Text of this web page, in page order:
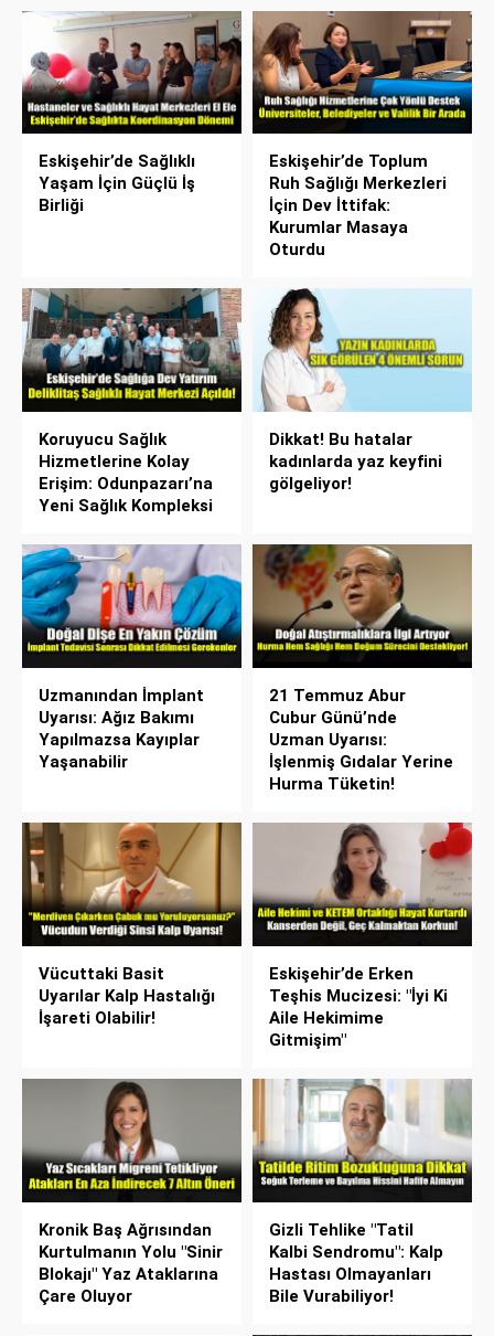
Eskişehir’de Sağlıklı
Yaşam İçin Güçlü İş
Birliği
Eskişehir’de Toplum
Ruh Sağlığı Merkezleri
İçin Dev İttifak:
Kurumlar Masaya
Oturdu
Koruyucu Sağlık
Hizmetlerine Kolay
Erişim: Odunpazarı’na
Yeni Sağlık Kompleksi
Dikkat! Bu hatalar
kadınlarda yaz keyfini
gölgeliyor!
Uzmanından İmplant
Uyarısı: Ağız Bakımı
Yapılmazsa Kayıplar
Yaşanabilir
21 Temmuz Abur
Cubur Günü’nde
Uzman Uyarısı:
İşlenmiş Gıdalar Yerine
Hurma Tüketin!
Vücuttaki Basit
Uyarılar Kalp Hastalığı
İşareti Olabilir!
Eskişehir’de Erken
Teşhis Mucizesi: "İyi Ki
Aile Hekimime
Gitmişim"
Kronik Baş Ağrısından
Kurtulmanın Yolu "Sinir
Blokajı" Yaz Ataklarına
Çare Oluyor
Gizli Tehlike "Tatil
Kalbi Sendromu": Kalp
Hastası Olmayanları
Bile Vurabiliyor!